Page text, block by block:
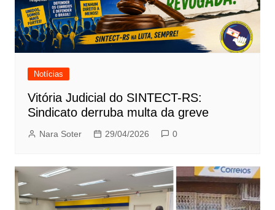
Notícias
Vitória Judicial do SINTECT-RS:
Sindicato derruba multa da greve
Nara Soter 29/04/2026 0